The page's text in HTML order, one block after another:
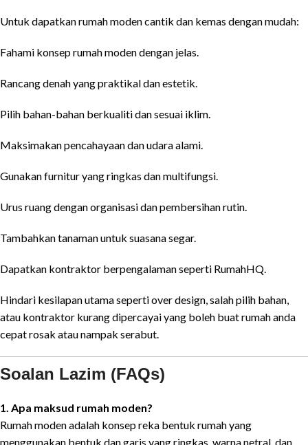
Untuk dapatkan rumah moden cantik dan kemas dengan mudah:
Fahami konsep rumah moden dengan jelas.
Rancang denah yang praktikal dan estetik.
Pilih bahan-bahan berkualiti dan sesuai iklim.
Maksimakan pencahayaan dan udara alami.
Gunakan furnitur yang ringkas dan multifungsi.
Urus ruang dengan organisasi dan pembersihan rutin.
Tambahkan tanaman untuk suasana segar.
Dapatkan kontraktor berpengalaman seperti RumahHQ.
Hindari kesilapan utama seperti over design, salah pilih bahan,
atau kontraktor kurang dipercayai yang boleh buat rumah anda
cepat rosak atau nampak serabut.
Soalan Lazim (FAQs)
1. Apa maksud rumah moden?
Rumah moden adalah konsep reka bentuk rumah yang
menggunakan bentuk dan garis yang ringkas, warna netral, dan